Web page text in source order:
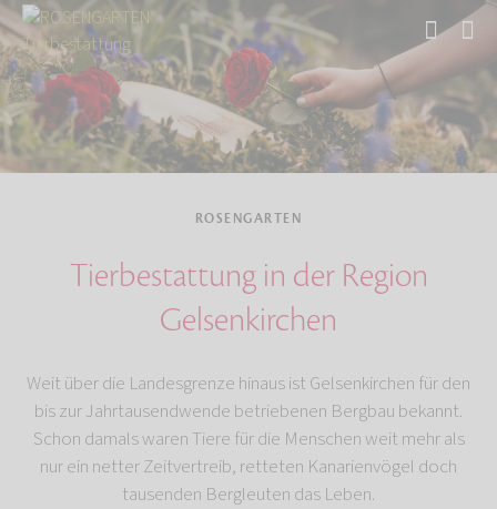
Start
ROSENGARTEN
Tierbestattung in der Region
Gelsenkirchen
Weit über die Landesgrenze hinaus ist Gelsenkirchen für den
bis zur Jahrtausendwende betriebenen Bergbau bekannt.
Schon damals waren Tiere für die Menschen weit mehr als
nur ein netter Zeitvertreib, retteten Kanarienvögel doch
tausenden Bergleuten das Leben.